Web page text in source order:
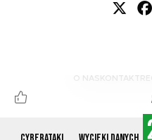
O NAS KONTAKT